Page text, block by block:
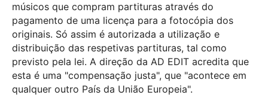
músicos que compram partituras através do
pagamento de uma licença para a fotocópia dos
originais. Só assim é autorizada a utilização e
distribuição das respetivas partituras, tal como
previsto pela lei. A direção da AD EDIT acredita que
esta é uma "compensação justa", que "acontece em
qualquer outro País da União Europeia".